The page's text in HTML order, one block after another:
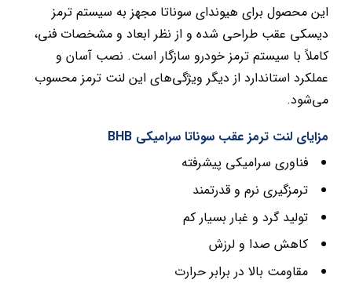
این محصول برای هیوندای سوناتا مجهز به سیستم ترمز
دیسکی عقب طراحی شده و از نظر ابعاد و مشخصات فنی،
کاملاً با سیستم ترمز خودرو سازگار است. نصب آسان و
عملکرد استاندارد از دیگر ویژگی‌های این لنت ترمز محسوب
می‌شود.
مزایای لنت ترمز عقب سوناتا سرامیکی BHB
فناوری سرامیکی پیشرفته
ترمزگیری نرم و قدرتمند
تولید گرد و غبار بسیار کم
کاهش صدا و لرزش
مقاومت بالا در برابر حرارت